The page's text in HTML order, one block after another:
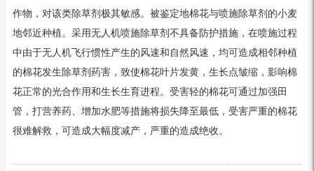
作物，对该类除草剂极其敏感。被鉴定地棉花与喷施除草剂的小麦
地邻近种植。采用无人机喷施除草剂不具备防护措施，在喷施过程
中由于无人机飞行惯性产生的风速和自然风速，均可造成相邻种植
的棉花发生除草剂药害，致使棉花叶片发黄，生长点皱缩，影响棉
花正常的光合作用和生长生育进程。受害轻的棉花可通过加强田
管，打营养药、增加水肥等措施将损失降至最低，受害严重的棉花
很难解救，可造成大幅度减产，严重的造成绝收。